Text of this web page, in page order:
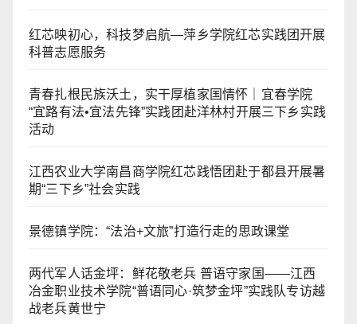
红芯映初心，科技梦启航—萍乡学院红芯实践团开展
科普志愿服务
青春扎根民族沃土，实干厚植家国情怀｜宜春学院
“宜路有法•宜法先锋”实践团赴洋林村开展三下乡实践
活动
江西农业大学南昌商学院红芯践悟团赴于都县开展暑
期“三下乡”社会实践
景德镇学院：“法治+文旅”打造行走的思政课堂
两代军人话金坪：鲜花敬老兵 普语守家国——江西
冶金职业技术学院“普语同心·筑梦金坪”实践队专访越
战老兵黄世宁